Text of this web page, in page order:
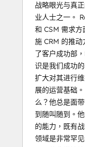
战略眼光与真
业人士之一。
和 CSM 需求
施 CRM 的推
了客户成功部
识是我们成功
扩大对其进行
展的运营基础
么？他总是面
到随叫随到。
的能力，既有
领域是非常罕